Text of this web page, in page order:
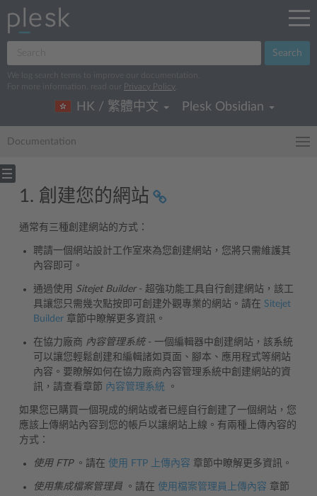
Search
We log search terms to improve our documentation.
For more information, read our
Privacy Policy
HK / 繁體中文 Plesk Obsidian
Documentation
1. 創建您的網站
通常有三種創建網站的方式：
聘請一個網站設計工作室來為您創建網站，您將只需維護其
內容即可。
通過使用 Sitejet Builder- 超強功能工具自行創建網站，該工
具讓您只需幾次點按即可創建外觀專業的網站。請在 Sitejet
Builder 章節中瞭解更多資訊。
在協力廠商 內容管理系統- 一個編輯器中創建網站，該系統
可以讓您輕鬆創建和編輯諸如頁面、腳本、應用程式等網站
內容。要瞭解如何在協力廠商內容管理系統中創建網站的資
訊，請查看章節 內容管理系統 。
如果您已購買一個現成的網站或者已經自行創建了一個網站，您
應該上傳網站內容到您的帳戶以讓網站上線。有兩種上傳內容的
方式：
使用 FTP。請在 使用 FTP 上傳內容 章節中瞭解更多資訊。
使用集成檔案管理員 。請在 使用檔案管理員上傳內容 章節